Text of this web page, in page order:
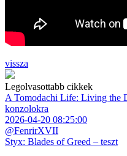
vissza
Legolvasottabb cikkek
A Tomodachi Life: Living the
konzolokra
2026-04-20 08:25:00
@FenrirXVII
Styx: Blades of Greed – teszt